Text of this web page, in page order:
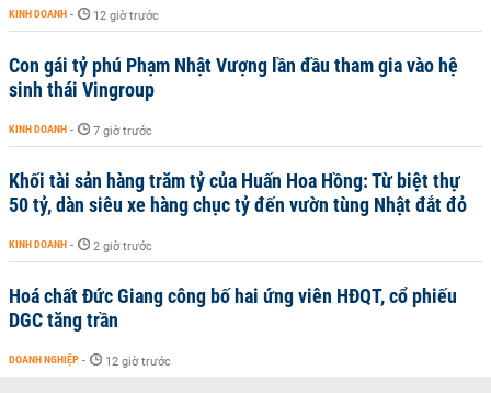
KINH DOANH - 12 giờ trước
Con gái tỷ phú Phạm Nhật Vượng lần đầu tham gia vào hệ
sinh thái Vingroup
KINH DOANH - 7 giờ trước
Khối tài sản hàng trăm tỷ của Huấn Hoa Hồng: Từ biệt thự
50 tỷ, dàn siêu xe hàng chục tỷ đến vườn tùng Nhật đắt đỏ
KINH DOANH - 2 giờ trước
Hoá chất Đức Giang công bố hai ứng viên HĐQT, cổ phiếu
DGC tăng trần
DOANH NGHIỆP - 12 giờ trước